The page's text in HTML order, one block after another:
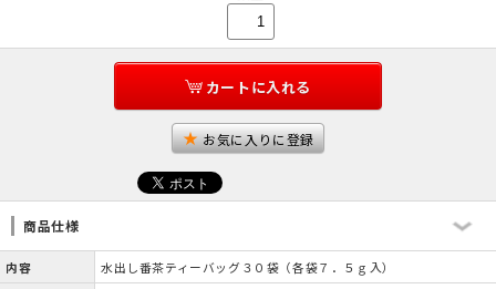
カートに入れる
お気に入りに登録
商品仕様
内容
水出し番茶ティーバッグ３０袋（各袋７．５ｇ入）